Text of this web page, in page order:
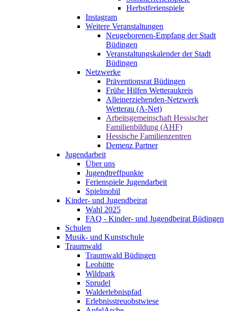
Herbstferienspiele
Instagram
Weitere Veranstaltungen
Neugeborenen-Empfang der Stadt
Büdingen
Veranstaltungskalender der Stadt
Büdingen
Netzwerke
Präventionsrat Büdingen
Frühe Hilfen Wetteraukreis
Alleinerziehenden-Netzwerk
Wetterau (A-Net)
Arbeitsgemeinschaft Hessischer
Familienbildung (AHF)
Hessische Familienzentren
Demenz Partner
Jugendarbeit
Über uns
Jugendtreffpunkte
Ferienspiele Jugendarbeit
Spielmobil
Kinder- und Jugendbeirat
Wahl 2025
FAQ - Kinder- und Jugendbeirat Büdingen
Schulen
Musik- und Kunstschule
Traumwald
Traumwald Büdingen
Leohütte
Wildpark
Sprudel
Walderlebnispfad
Erlebnisstreuobstwiese